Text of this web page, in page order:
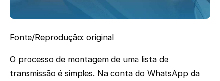
Fonte/Reprodução: original
O processo de montagem de uma lista de
transmissão é simples. Na conta do WhatsApp da